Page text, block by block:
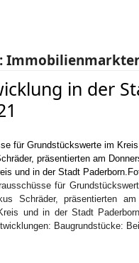
in der
für
Schräder, präsentierten
und in der Stadt
Baugrundstücke: